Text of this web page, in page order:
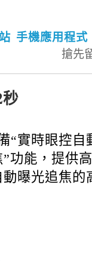
手機應用程式
搶先
“實時眼控自
”功能，提供
動曝光追焦的